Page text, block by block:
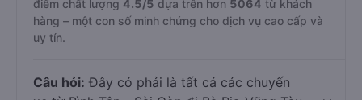
điểm chất lượng 4.5/5 dựa trên hơn 5064 từ khách
hàng – một con số minh chứng cho dịch vụ cao cấp và
uy tín.
Câu hỏi: Đây có phải là tất cả các chuyến